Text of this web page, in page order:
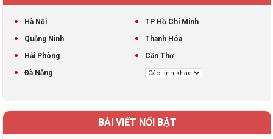
Hà Nội
TP Hồ Chí Minh
Quảng Ninh
Thanh Hóa
Hải Phòng
Cần Thơ
Đà Nẵng
BÀI VIẾT NỔI BẬT